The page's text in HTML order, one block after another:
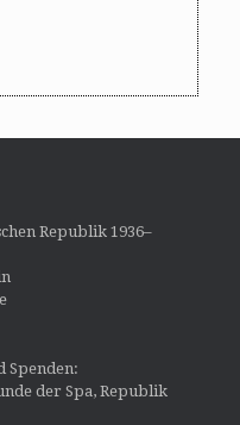
Republik 1936–
Spenden:
der Spa, Republik